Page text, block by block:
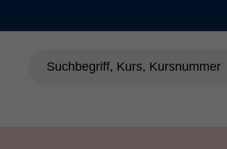
Sprachen